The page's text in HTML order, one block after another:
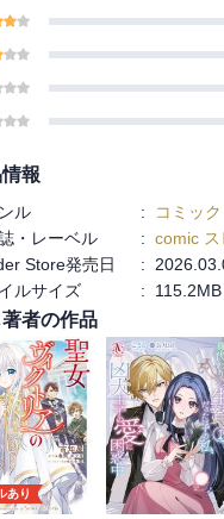
報
ル : コミック
・レーベル
: comic ス
Store発売日
:
ルサイズ
: 115.2MB
著者の作品
あり